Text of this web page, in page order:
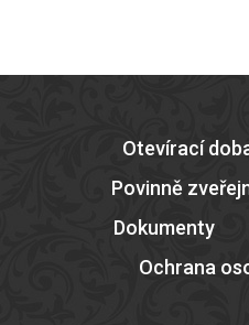
Otevírací
Povinně
Dokumenty
Ochrana